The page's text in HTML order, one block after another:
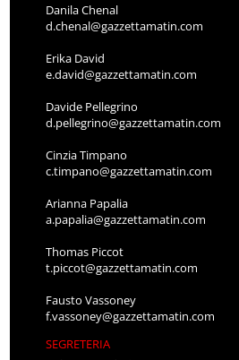
Danila Chenal
d.chenal@gazzettamatin.com
Erika David
e.david@gazzettamatin.com
Davide Pellegrino
d.pellegrino@gazzettamatin.com
Cinzia Timpano
c.timpano@gazzettamatin.com
Arianna Papalia
a.papalia@gazzettamatin.com
Thomas Piccot
t.piccot@gazzettamatin.com
Fausto Vassoney
f.vassoney@gazzettamatin.com
SEGRETERIA